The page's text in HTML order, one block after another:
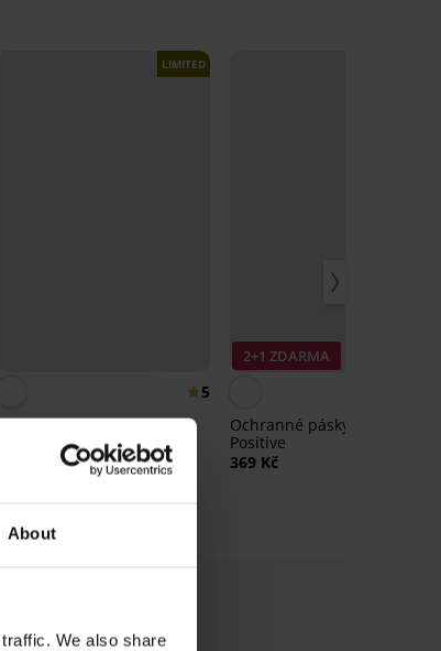
About
We also share
LIMITED
5
šortky PINK
STORM Soft Studio
2+1 ZDARMA
Ochranné pásky proti oděru
Positive
369 Kč